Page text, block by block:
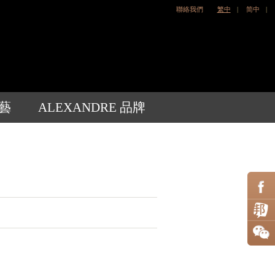
聯絡我們 繁中 | 简中 |
ALEXANDRE 品牌